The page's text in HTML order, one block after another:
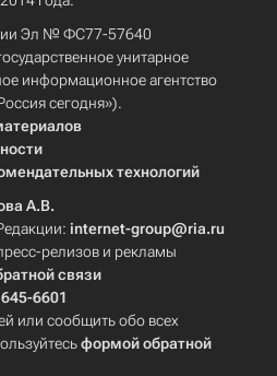
Эл № ФС77-57640
унитарное
информационное агентство
сегодня»).
технологий
А.В.
internet-group@ria.ru
релизов и рекламы
связи
6601
или сообщить обо всех
формой обратной